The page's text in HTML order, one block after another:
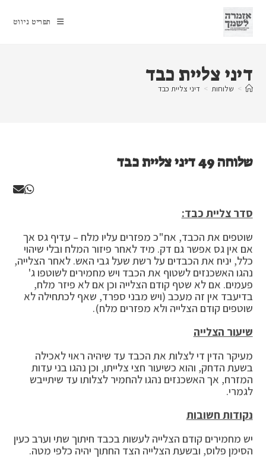
content
תפריט ניווט
דיני צליית כבד
> שלוחות > דיני צליית כבד
שלוחה 49 דיני צליית כבד
סדר צליית כבד:
שוטפים את הכבד, אח"כ מפזרים עליו מלח – עדיף גס אך
אם אין גס אפשר גם דק. מיד לאחר פיזור המלח ובלי שיהוי
כלל, יניח את הכבדים על רשת שעל גבי האש. לאחר הצלייה,
נהגו האשכנזים לשטוף את הכבד ויש מחמירים לשוטפו ג'
פעמים. אם לא שטף קודם הצלייה וכן אם לא פיזר מלח,
בדיעבד אין זה מעכב (ויש מבני ספרד, שאף לכתחילה לא
שוטפים קודם הצלייה ולא מפזרים מלח).
שיעור הצלייה
מעיקר הדין די לצלות את הכבד עד שיהיה ראוי לאכילה
בשעת הדחק, והוא כשיעור חצי צלייתו, וכן נהגו בני עדות
המזרח, אך האשכנזים נהגו להחמיר לצלותו עד שיתייבש
לגמרי.
נקודות חשובות
יש מחמירים קודם הצלייה לעשות בכבד חיתוך שתי וערב כעין
הסימן פלוס, ובשעת הצלייה הצד החתוך יהיה כלפי מטה.